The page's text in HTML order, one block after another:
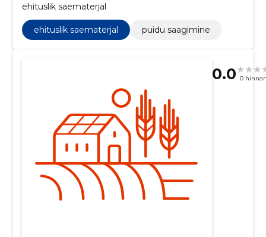
ehituslik saematerjal
ehituslik saematerjal puidu saagimine
0.0 0